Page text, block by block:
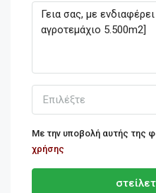
Επιλέξτε
Με την υποβολή αυτής
χρήσης